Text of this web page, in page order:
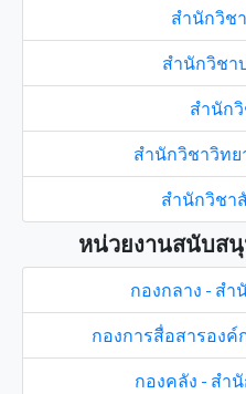
สำนักวิช
สำนักวิชา
สำนัก
สำนักวิชาวิท
สำนักวิชา
หน่วยงานสนับส
กองกลาง - ส
กองการสื่อสารอง
กองคลัง - สำ